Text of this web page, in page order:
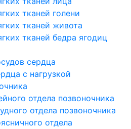
тканей голени
тканей живота
тканей бедра ягодиц
сердца
с нагрузкой
отдела позвоночника
отдела позвоночника
отдела